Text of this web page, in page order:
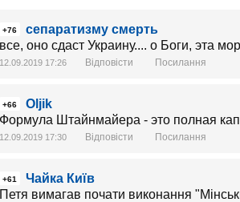
+76
сепаратизму смерть
все, оно сдаст Украину.... о Боги, эта
12.09.2019 17:26 Відповісти Посилання
+66
Oljik
Формула Штайнмайера - это полная
12.09.2019 17:30 Відповісти Посилання
+61
Чайка Київ
Петя вимагав почати виконання